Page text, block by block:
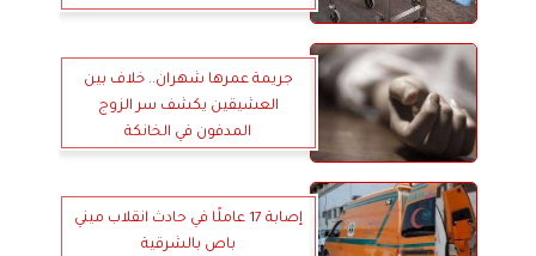
جريمة عمرها شهران.. خلاف بين
العشيقين يكشف سر الزوج
المدفون في الخانكة
إصابة 17 عاملًا في حادث انقلاب ميني
باص بالشرقية